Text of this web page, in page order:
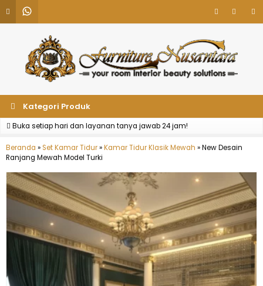
Kategori Produk
Buka setiap hari dan layanan tanya jawab 24 jam!
Beranda »Set Kamar Tidur»Kamar Tidur Klasik Mewah »New Desain
Ranjang Mewah Model Turki